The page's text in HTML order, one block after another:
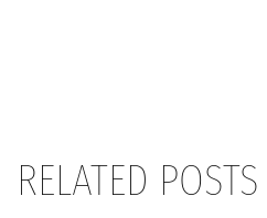
RELATED POSTS